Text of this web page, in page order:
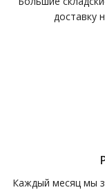
доставку
Каждый месяц мы